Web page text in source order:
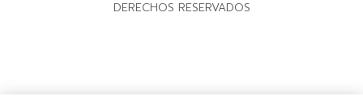
DERECHOS RESERVADOS